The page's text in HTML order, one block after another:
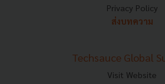
Privacy Policy
ส่งบทความ
Techsauce Global
Visit Website